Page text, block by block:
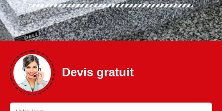
Devis gratuit